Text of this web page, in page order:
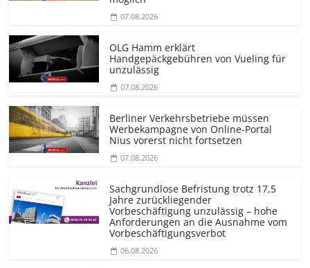
07.08.2026
OLG Hamm erklärt
Handgepäckgebühren von Vueling für
unzulässig
07.08.2026
Berliner Verkehrsbetriebe müssen
Werbekampagne von Online-Portal
Nius vorerst nicht fortsetzen
07.08.2026
Sachgrundlose Befristung trotz 17,5
Jahre zurückliegender
Vorbeschäftigung unzulässig – hohe
Anforderungen an die Ausnahme vom
Vorbeschäf­tigungsverbot
06.08.2026